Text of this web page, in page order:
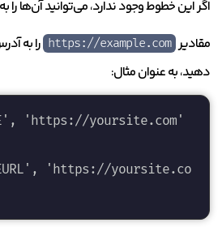
اگر این خطوط وجود ندارد، می‌توانید آن‌ها را
مقادیر https://example.com را به
دهید، به عنوان مثال:
'https://yoursite.com'
'https://yoursite.co